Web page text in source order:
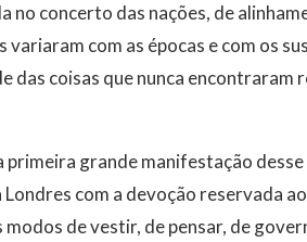
no concerto das nações, de
com as épocas e com os
das coisas que nunca encontraram
grande manifestação
com a devoção reservada
de vestir, de pensar, de